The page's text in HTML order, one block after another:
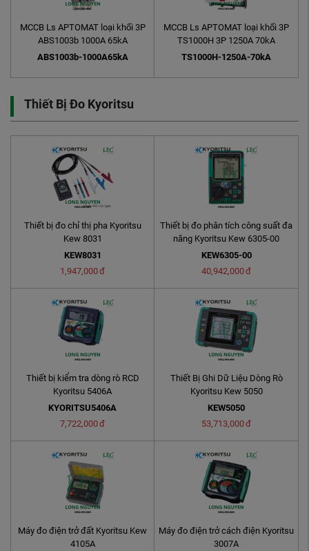
MCCB Ls APTOMAT loại khối 3P
ABS1003b 1000A 65kA
ABS1003b-1000A65kA
MCCB Ls APTOMAT loại khối 3P
TS1000H 3P 1250A 70kA
TS1000H-1250A-70kA
Thiết Bị Đo Kyoritsu
Thiết bị đo chỉ thị pha Kyoritsu
Kew 8031
KEW8031
1,947,000đ
Thiết bị đo phân tích công suất đa
năng Kyoritsu Kew 6305-00
KEW6305-00
40,942,000đ
Thiết bị kiểm tra dòng rò RCD
Kyoritsu 5406A
KYORITSU5406A
7,722,000đ
Thiết Bị Ghi Dữ Liệu Dòng Rò
Kyoritsu Kew 5050
KEW5050
53,713,000đ
Máy đo điện trở đất Kyoritsu Kew
4105A
Máy đo điện trở cách điện Kyoritsu
3007A